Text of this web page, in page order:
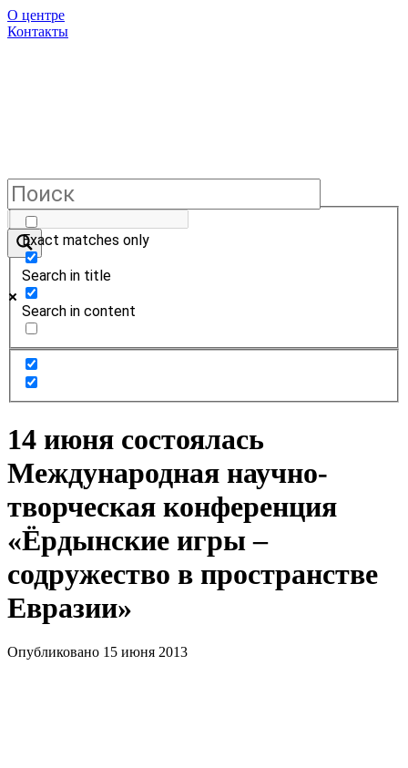
О центре
Контакты
Exact matches only
Search in title
Search in content
14 июня состоялась
Международная научно-
творческая конференция
«Ёрдынские игры –
содружество в пространстве
Евразии»
Опубликовано 15 июня 2013